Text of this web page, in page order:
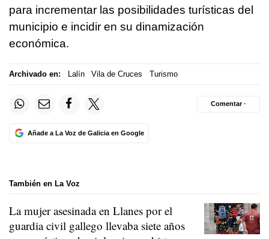
para incrementar las posibilidades turísticas del
municipio e incidir en su dinamización
económica.
Archivado en: Lalín Vila de Cruces Turismo
Añade a La Voz de Galicia en Google
Comentar ·
También en La Voz
La mujer asesinada en Llanes por el
guardia civil gallego llevaba siete años